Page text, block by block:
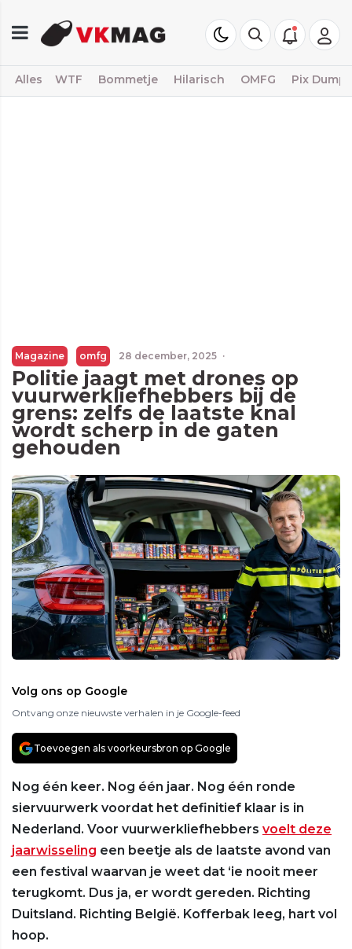
Alles WTF Bommetje Hilarisch OMFG Pix Dump
Magazine omfg 28 december, 2025 ·
Politie jaagt met drones op
vuurwerkliefhebbers bij de
grens: zelfs de laatste knal
wordt scherp in de gaten
gehouden
Volg ons op Google
Ontvang onze nieuwste verhalen in je Google-feed
Toevoegen als voorkeursbron op Google
Nog één keer. Nog één jaar. Nog één ronde
siervuurwerk voordat het definitief klaar is in
Nederland. Voor vuurwerkliefhebbers voelt deze
jaarwisseling een beetje als de laatste avond van
een festival waarvan je weet dat ‘ie nooit meer
terugkomt. Dus ja, er wordt gereden. Richting
Duitsland. Richting België. Kofferbak leeg, hart vol
hoop.